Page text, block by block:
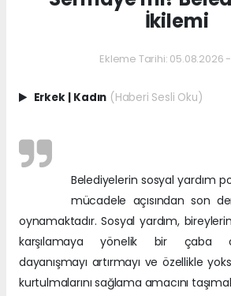
İkilemi
Ekleme Tarihi: 05.08.2026 -
Erkek | Kadın (Haberi Sesli Oku)
Belediyelerin sosyal yardım
mücadele açısından son
oynamaktadır. Sosyal yardım,
karşılamaya yönelik bir çaba
dayanışmayı artırmayı ve özellikle
kurtulmalarını sağlama amacını